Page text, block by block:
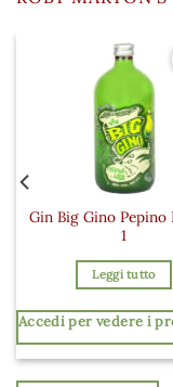
Gin Big Gino Pepino
1
Leggi tutto
Accedi per vedere i